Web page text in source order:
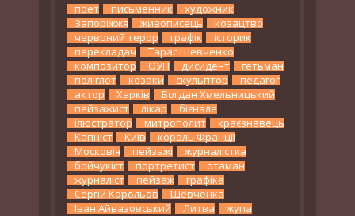
поет письменник
художник
Запоріжжя
живописець
козацтво
червоний терор
графік
історик
перекладач
Тарас Шевченко
композитор
ОУН дисидент
гетьман
поліглот
козаки скульптор
педагог
актор
Харків
Богдан Хмельницький
пейзажист
лікар
бієнале
ілюстратор
митрополит
краєзнавець
Капніст
Київ
король Франції
Московія
пейзажі
журналістка
бойчукіст
портретист
отаман
журналіст
пейзаж
графіка
Сергій Корольов
Шевченко
Іван Айвазовський
Литва жупа